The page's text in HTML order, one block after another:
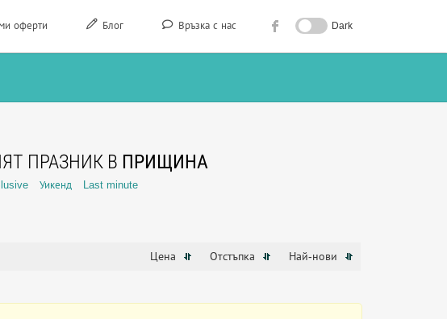
оферти Блог Връзка с нас Dark
ПРАЗНИК В ПРИЩИНА
Уикенд Last minute
Цена Отстъпка Най-нови